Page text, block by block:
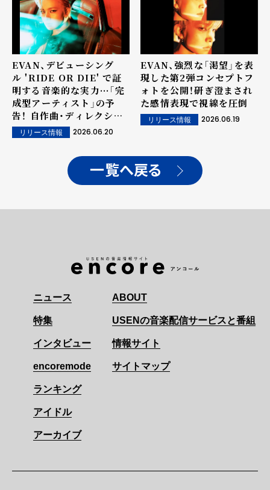
EVAN、デビューシング
ル 'RIDE OR DIE' で証
明する音楽的な実力···「完
成型アーティスト」の予
告！ 自作曲・ディレクショ
ン・カバー曲で積み上げた
実力を全面的に発揮
リリース情報 2026.06.20
EVAN、強烈な「渇望」を表
現した第2弾コンセプトフ
ォトを公開！研ぎ澄まされ
た感情表現で視線を圧倒
リリース情報 2026.06.19
一覧へ戻る
ニュース
特集
インタビュー
encoremode
ランキング
アイドル
アーカイブ
ABOUT
USENの音楽配信サービスと番組
情報サイト
サイトマップ